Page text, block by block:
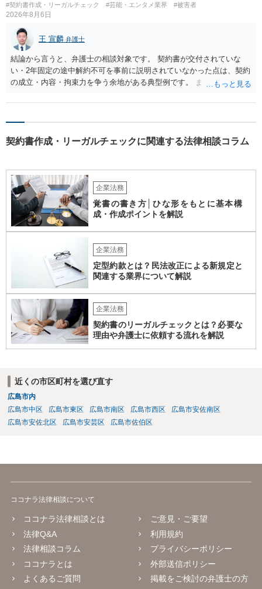
#契約書作成・リーガルチェック #芸能・エンタメ業界 #被害者
2026年8月6日
王 宣麟 弁護士
結論から言うと、弁護士の相談対象です。 契約書が交付されていな
い・2年固定の途中解約不可を事前に説明されていなかった点は、契約
の成立・内容・拘束力を争う余地がある典型例です。 まずは、運営と
みてはいかがでしょうか。 また同時並行で（もしまだされていないの
契約書作成・リーガルチェックに関連する法律相談コラム
企業法務
覚書の書き方│ひな形をもとに基本構
成・作成ポイントを解説
企業法務
定型約款とは？民法改正による新規定と
関連する業界について解説
企業法務
契約書のリーガルチェックとは？必要な
理由や弁護士に依頼する流れを解説
近くの市区町村を選び直す
広島市内
広島市中区
広島市東区 広島市南区 広島市西区
広島市安佐南区
広島市安佐北区
広島市安芸区 広島市佐伯区
ココナラ法律相談について
ココナラ法律相談とは
法律Q&A
法律相談コラム
ココナラとは
よくあるご質問
ご意見・ご要望
利用規約
プライバシーポリシー
外部送信ポリシー
掲載をご検討の弁護士の方